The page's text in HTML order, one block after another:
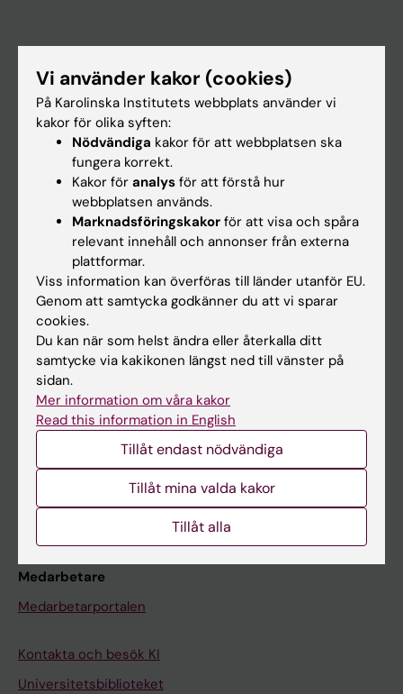
Utbildning
Forskarutbildning
Forskning
Kalender
Student
Ladok
Canvas
Schema
Kurs- och programwebbar
Medarbetare
Medarbetarportalen
Kontakta och besök KI
Universitetsbiblioteket
Vi använder kakor (cookies)
På Karolinska Institutets webbplats använder vi
kakor för olika syften:
Nödvändiga kakor för att webbplatsen ska
fungera korrekt.
Kakor för analys för att förstå hur
webbplatsen används.
Marknadsföringskakor för att visa och spåra
relevant innehåll och annonser från externa
plattformar.
Viss information kan överföras till länder utanför EU.
Genom att samtycka godkänner du att vi sparar
cookies.
Du kan när som helst ändra eller återkalla ditt
samtycke via kakikonen längst ned till vänster på
sidan.
Mer information om våra kakor
Read this information in English
Tillåt endast nödvändiga
Tillåt mina valda kakor
Tillåt alla